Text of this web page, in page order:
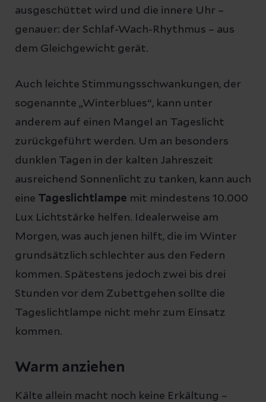
ausgeschüttet wird und die innere Uhr –
genauer: der Schlaf-Wach-Rhythmus – aus
dem Gleichgewicht gerät.
Auch leichte Stimmungsschwankungen, der
sogenannte „Winterblues“, kann unter
anderem auf einen Mangel an Tageslicht
zurückgeführt werden. Um an besonders
dunklen Tagen in der kalten Jahreszeit
ausreichend Sonnenlicht zu tanken, kann auch
eine Tageslichtlampe mit mindestens 10.000
Lux Lichtstärke helfen. Idealerweise am
Morgen, was auch jenen hilft, die im Winter
grundsätzlich schlechter aus den Federn
kommen. Spätestens jedoch zwei bis drei
Stunden vor dem Zubettgehen sollte die
Tageslichtlampe nicht mehr zum Einsatz
kommen.
Warm anziehen
Kälte allein macht noch keine Erkältung –